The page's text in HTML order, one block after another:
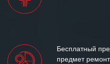
Бесплатный
предмет